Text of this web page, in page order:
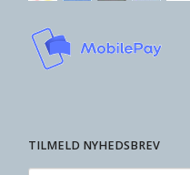
TILMELD NYHEDSBREV